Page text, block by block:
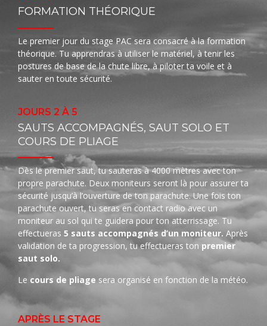
FORMATION THÉORIQUE
Le premier jour du stage PAC sera consacré à la formation
théorique. Tu apprendras à utiliser le matériel, à tenir les
postures de base de la chute libre, à piloter ta voile et à
sauter en toute sécurité.
JOURS 2 À 5
SAUTS ACCOMPAGNÉS, SAUT SOLO ET
COURS DE PLIAGE
Dès le premier saut, tu sauteras à 4000 mètres avec ton
propre parachute. Deux moniteurs seront là pour assurer ta
sécurité jusqu’à l’ouverture de ton parachute. Une fois ton
parachute ouvert, tu seras en contact radio avec un
moniteur au sol qui te guidera pour ton atterrissage. Tu
effectueras 5 sauts accompagnés d’un moniteur. Après
validation de ta progression, tu effectueras ton premier
saut solo.
Le cours de pliage sera organisé en fonction de la météo.
APRÈS LE STAGE